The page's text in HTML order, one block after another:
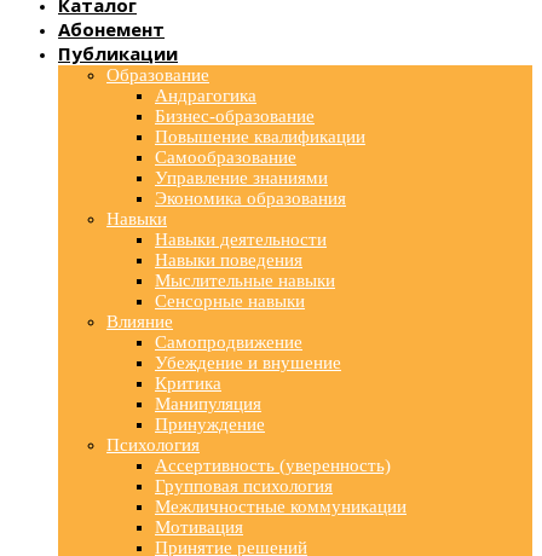
Абонемент
Публикации
Образование
Андрагогика
Бизнес-образование
Повышение квалификации
Самообразование
Управление знаниями
Экономика образования
Навыки
Навыки деятельности
Навыки поведения
Мыслительные навыки
Сенсорные навыки
Влияние
Самопродвижение
Убеждение и внушение
Критика
Манипуляция
Принуждение
Психология
Ассертивность (уверенность)
Групповая психология
Межличностные коммуникации
Мотивация
Принятие решений